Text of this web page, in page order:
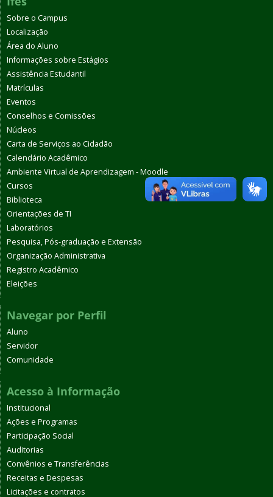
Sobre o Campus
Localização
Área do Aluno
Informações sobre Estágios
Assistência Estudantil
Matrículas
Eventos
Conselhos e Comissões
Núcleos
Carta de Serviços ao Cidadão
Calendário Acadêmico
Ambiente Virtual de Aprendizagem - Moodle
Cursos
Biblioteca
Orientações de TI
Laboratórios
Pesquisa, Pós-graduação e Extensão
Organização Administrativa
Registro Acadêmico
Eleições
Navegar por Perfil
Aluno
Servidor
Comunidade
Acesso à Informação
Institucional
Ações e Programas
Participação Social
Auditorias
Convênios e Transferências
Receitas e Despesas
Licitações e contratos